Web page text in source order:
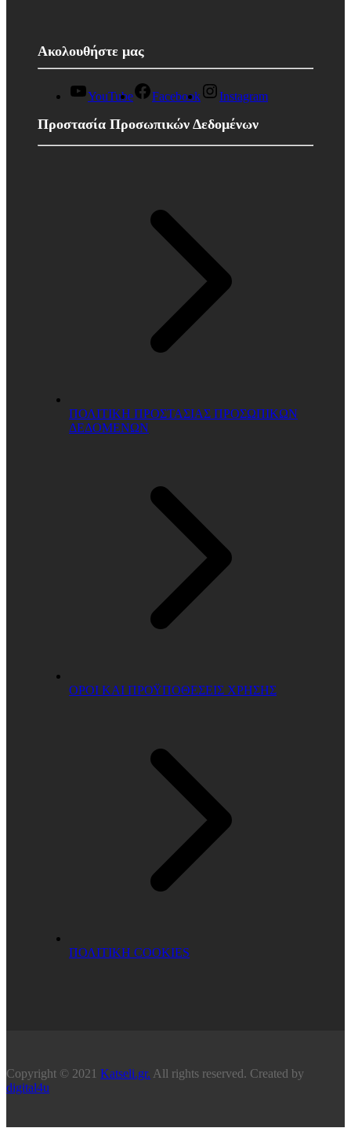
Ακολουθήστε μας
YouTube Facebook Instagram
Προστασία Προσωπικών Δεδομένων
ΠΟΛΙΤΙΚΗ ΠΡΟΣΤΑΣΙΑΣ ΠΡΟΣΩΠΙΚΩΝ
ΔΕΔΟΜΕΝΩΝ
ΟΡΟΙ ΚΑΙ ΠΡΟΫΠΟΘΕΣΕΙΣ ΧΡΗΣΗΣ
ΠΟΛΙΤΙΚΗ COOKIES
Copyright © 2021 Katseli.gr. All rights reserved. Created by
digital4u